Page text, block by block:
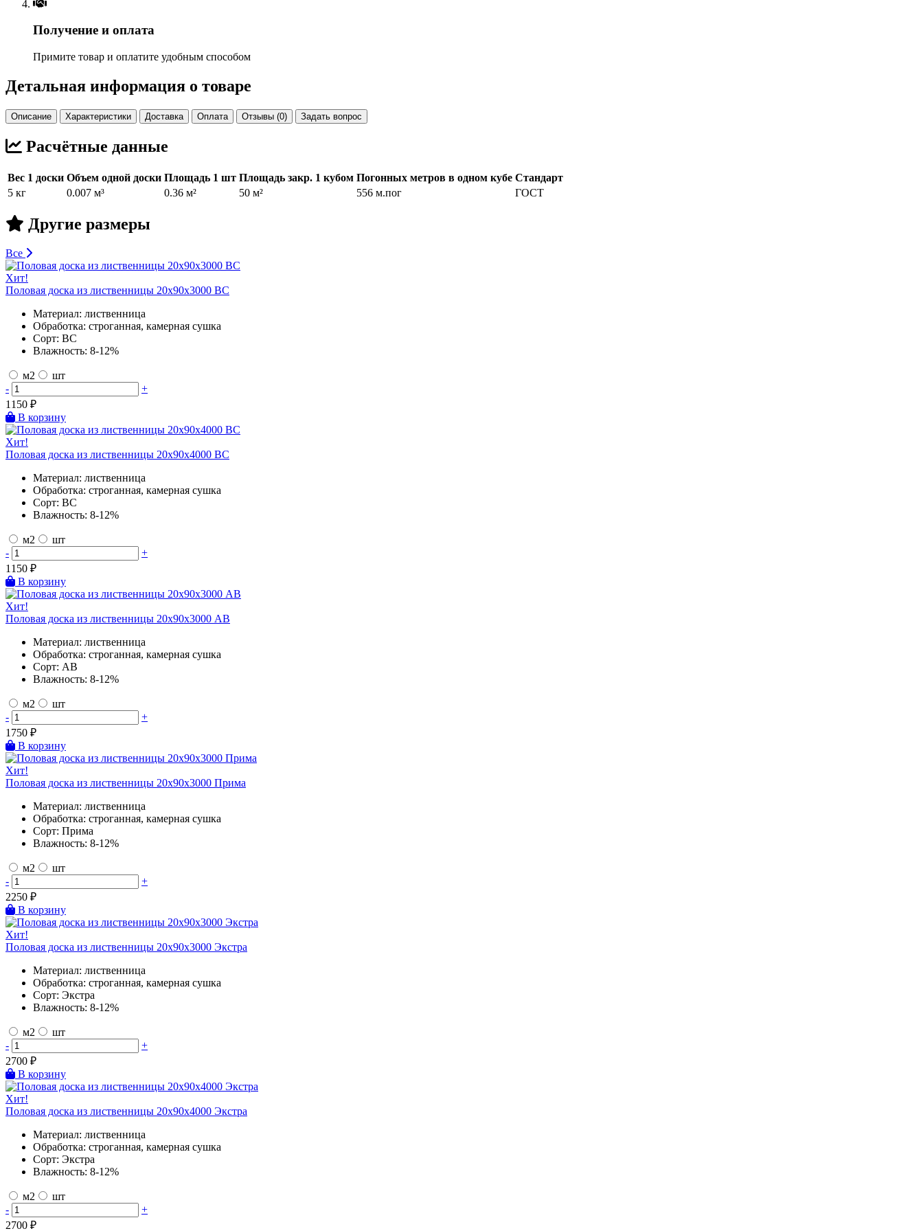
Получение и оплата
Примите товар и оплатите удобным способом
Детальная информация о товаре
Описание Характеристики Доставка Оплата Отзывы (0) Задать вопрос
Расчётные данные
Вес 1 доски Объем одной доски Площадь 1 шт Площадь закр. 1 кубом Погонных метров в одном кубе Стандарт
5 кг
0.007 м³ 0.36 м² 50 м² 556 м.пог ГОСТ
Другие размеры
Все
Хит!
Половая доска из лиственницы 20х90х3000 BC
Материал: лиственница
Обработка: строганная, камерная сушка
Сорт: BC
Влажность: 8-12%
м2
шт
-
+
1150 ₽
В корзину
Хит!
Половая доска из лиственницы 20х90х4000 BC
Материал: лиственница
Обработка: строганная, камерная сушка
Сорт: BC
Влажность: 8-12%
м2
шт
-
+
1150 ₽
В корзину
Хит!
Половая доска из лиственницы 20х90х3000 AB
Материал: лиственница
Обработка: строганная, камерная сушка
Сорт: AB
Влажность: 8-12%
м2
шт
-
+
1750 ₽
В корзину
Хит!
Половая доска из лиственницы 20х90х3000 Прима
Материал: лиственница
Обработка: строганная, камерная сушка
Сорт: Прима
Влажность: 8-12%
м2
шт
-
+
2250 ₽
В корзину
Хит!
Половая доска из лиственницы 20х90х3000 Экстра
Материал: лиственница
Обработка: строганная, камерная сушка
Сорт: Экстра
Влажность: 8-12%
м2
шт
-
+
2700 ₽
В корзину
Хит!
Половая доска из лиственницы 20х90х4000 Экстра
Материал: лиственница
Обработка: строганная, камерная сушка
Сорт: Экстра
Влажность: 8-12%
м2
шт
-
+
2700 ₽